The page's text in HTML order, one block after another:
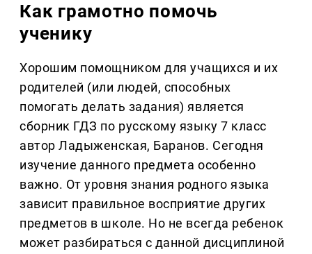
Как грамотно помочь
ученику
Хорошим помощником для учащихся и их
родителей (или людей, способных
помогать делать задания) является
сборник ГДЗ по русскому языку 7 класс
автор Ладыженская, Баранов. Сегодня
изучение данного предмета особенно
важно. От уровня знания родного языка
зависит правильное восприятие других
предметов в школе. Но не всегда ребенок
может разбираться с данной дисциплиной